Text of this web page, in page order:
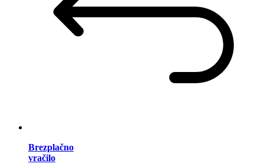
Brezplačno
vračilo